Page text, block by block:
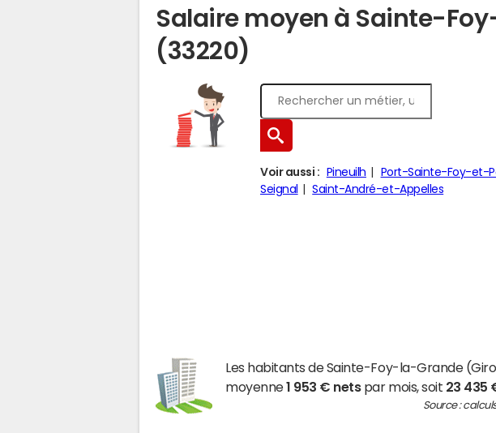
Salaire moyen à Sainte-
(33220)
Voir aussi : Pineuilh Port-Sainte-Foy-et-
Seignal
Saint-André-et-Appelles
Les habitants de Sainte-Foy-la-Grande
moyenne1 953 € netspar mois, soit 23 435
Source :